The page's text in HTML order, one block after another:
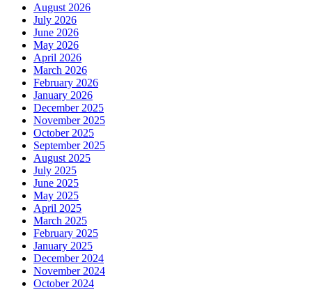
August 2026
July 2026
June 2026
May 2026
April 2026
March 2026
February 2026
January 2026
December 2025
November 2025
October 2025
September 2025
August 2025
July 2025
June 2025
May 2025
April 2025
March 2025
February 2025
January 2025
December 2024
November 2024
October 2024